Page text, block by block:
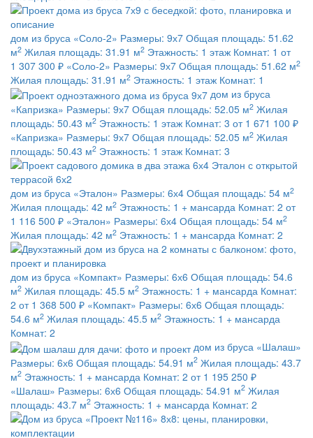
дом из бруса «Соло-2» Размеры: 9х7 Общая площадь: 51.62
м2 Жилая площадь: 31.91 м2 Этажность: 1 этаж Комнат: 1 от
1 307 300 ₽ «Соло-2» Размеры: 9х7 Общая площадь: 51.62 м2
Жилая площадь: 31.91 м2 Этажность: 1 этаж Комнат: 1
дом из бруса
«Капризка» Размеры: 9х7 Общая площадь: 52.05 м2 Жилая
площадь: 50.43 м2 Этажность: 1 этаж Комнат: 3 от 1 671 100 ₽
«Капризка» Размеры: 9х7 Общая площадь: 52.05 м2 Жилая
площадь: 50.43 м2 Этажность: 1 этаж Комнат: 3
дом из бруса «Эталон» Размеры: 6х4 Общая площадь: 54 м2
Жилая площадь: 42 м2 Этажность: 1 + мансарда Комнат: 2 от
1 116 500 ₽ «Эталон» Размеры: 6х4 Общая площадь: 54 м2
Жилая площадь: 42 м2 Этажность: 1 + мансарда Комнат: 2
дом из бруса «Компакт» Размеры: 6х6 Общая площадь: 54.6
м2 Жилая площадь: 45.5 м2 Этажность: 1 + мансарда Комнат:
2 от 1 368 500 ₽ «Компакт» Размеры: 6х6 Общая площадь:
54.6 м2 Жилая площадь: 45.5 м2 Этажность: 1 + мансарда
Комнат: 2
дом из бруса «Шалаш»
Размеры: 6х6 Общая площадь: 54.91 м2 Жилая площадь: 43.7
м2 Этажность: 1 + мансарда Комнат: 2 от 1 195 250 ₽
«Шалаш» Размеры: 6х6 Общая площадь: 54.91 м2 Жилая
площадь: 43.7 м2 Этажность: 1 + мансарда Комнат: 2